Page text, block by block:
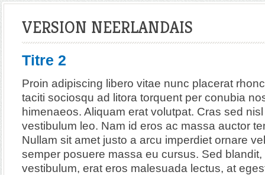
VERSION NEERLANDAIS
Titre 2
Proin adipiscing libero vitae nunc placerat
taciti sociosqu ad litora torquent per conubia
himenaeos. Aliquam erat volutpat. Cras sed
vestibulum leo. Nam id eros ac massa auctor
Nullam sit amet justo a arcu imperdiet ornare
semper posuere massa eu cursus. Sed
vestibulum, erat eros malesuada lectus, at